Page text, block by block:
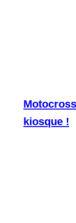
kiosque !